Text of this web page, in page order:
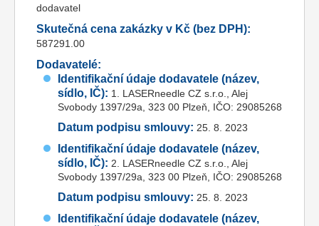
dodavatel
Skutečná cena zakázky v Kč (bez DPH):
587291.00
Dodavatelé:
Identifikační údaje dodavatele (název,
sídlo, IČ): 1. LASERneedle CZ s.r.o., Alej
Svobody 1397/29a, 323 00 Plzeň, IČO: 29085268
Datum podpisu smlouvy: 25. 8. 2023
Identifikační údaje dodavatele (název,
sídlo, IČ): 2. LASERneedle CZ s.r.o., Alej
Svobody 1397/29a, 323 00 Plzeň, IČO: 29085268
Datum podpisu smlouvy: 25. 8. 2023
Identifikační údaje dodavatele (název,